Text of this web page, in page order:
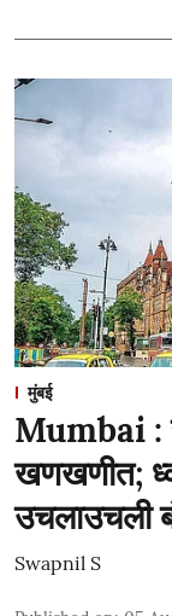
मुंबई
Mumbai :
खणखणीत;
उचलाउचली
Swapnil S